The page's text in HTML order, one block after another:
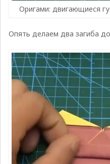
Оригами: двигающиеся
Опять делаем два загиба